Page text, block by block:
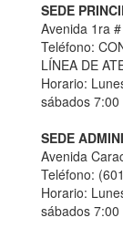
SEDE
Avenida 1ra
Teléfono:
LÍNEA DE
Horario:
sábados
SEDE
Avenida
Teléfono:
Horario:
sábados